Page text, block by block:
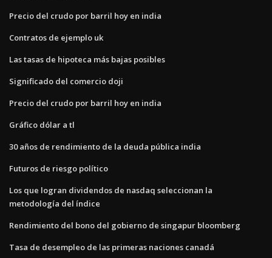
Precio del crudo por barril hoy en india
Contratos de ejemplo uk
Las tasas de hipoteca más bajas posibles
Significado del comercio doji
Precio del crudo por barril hoy en india
Gráfico dólar a tl
30 años de rendimiento de la deuda pública india
Futuros de riesgo político
Los que logran dividendos de nasdaq seleccionan la
metodología del índice
Rendimiento del bono del gobierno de singapur bloomberg
Tasa de desempleo de las primeras naciones canadá